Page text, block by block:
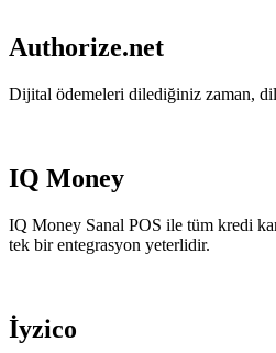
Authorize.net
Dijital ödemeleri dilediğiniz zaman,
IQ Money
IQ Money Sanal POS ile tüm kredi
tek bir entegrasyon yeterlidir.
İyzico